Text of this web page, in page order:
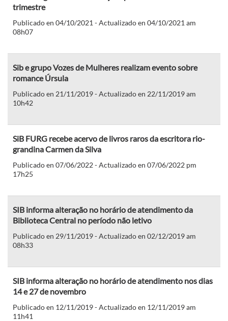
trimestre
Publicado en 04/10/2021 - Actualizado en 04/10/2021 am
08h07
Sib e grupo Vozes de Mulheres realizam evento sobre
romance Úrsula
Publicado en 21/11/2019 - Actualizado en 22/11/2019 am
10h42
SiB FURG recebe acervo de livros raros da escritora rio-
grandina Carmen da Silva
Publicado en 07/06/2022 - Actualizado en 07/06/2022 pm
17h25
SIB informa alteração no horário de atendimento da
Biblioteca Central no período não letivo
Publicado en 29/11/2019 - Actualizado en 02/12/2019 am
08h33
SIB informa alteração no horário de atendimento nos dias
14 e 27 de novembro
Publicado en 12/11/2019 - Actualizado en 12/11/2019 am
11h41